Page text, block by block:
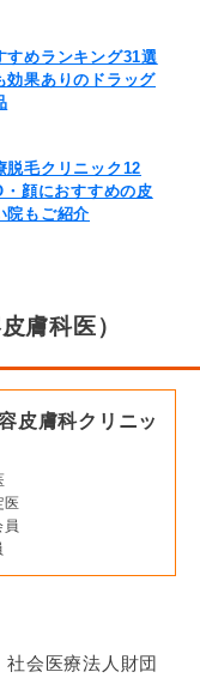
すめランキング31選
効果ありのドラッグ
脱毛クリニック12
顔におすすめの皮
院もご紹介
膚科医）
皮膚科クリニッ
医
員
会医療法人財団